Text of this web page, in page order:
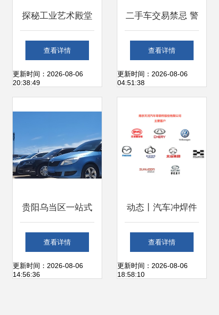
探秘工业艺术殿堂
华晨宝马铁西工厂
之旅与购车智慧
查看详情
更新时间：2026-08-06
20:38:49
二手车交易禁忌 警
惕陷阱，切勿盲目
购买
查看详情
更新时间：2026-08-06
04:51:38
贵阳乌当区一站式
汽车服务 违章咨
询、二手车交易发
查看详情
更新时间：2026-08-06
14:56:36
动态丨汽车冲焊件
领域国产佼佼者南
京天河汽车零部件
查看详情
更新时间：2026-08-06
18:58:10